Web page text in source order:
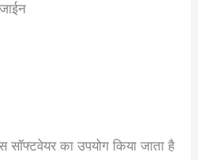
सॉफ्टवेयर का उपयोग किया जाता है